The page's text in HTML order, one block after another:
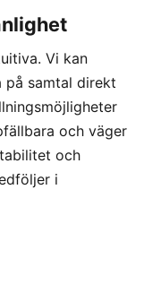
Vi kan
på samtal direkt
och väger
och
i